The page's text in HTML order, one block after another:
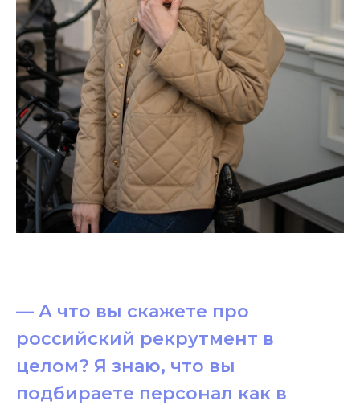
— А что вы скажете про
российский рекрутмент в
целом? Я знаю, что вы
подбираете персонал как в